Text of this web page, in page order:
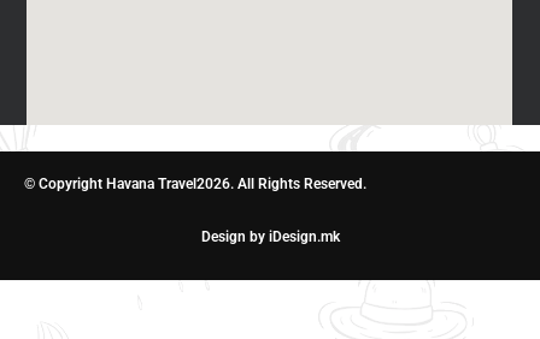
© Copyright Havana Travel2026. All Rights Reserved.
Design by iDesign.mk